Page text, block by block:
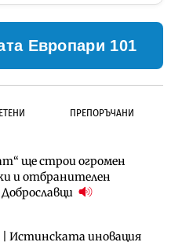
Европари 101
ПРЕПОРЪЧАНИ
ще строи огромен
и отбранителен
Истинската иновация
на тунела под
върви паралелно с
оценки
община избра
на тунела под
върви паралелно с
оценки
подписа договор за